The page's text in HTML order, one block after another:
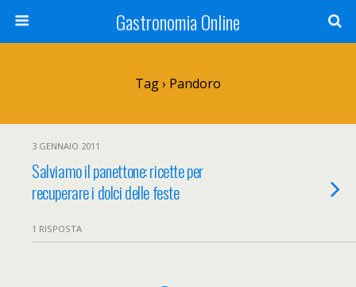
Gastronomia Online
Tag › Pandoro
3 GENNAIO 2011
Salviamo il panettone: ricette per
recuperare i dolci delle feste
1 RISPOSTA